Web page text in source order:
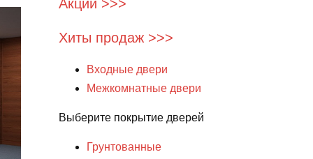
Акции >>>
Хиты продаж >>>
Входные двери
Межкомнатные двери
Выберите покрытие дверей
Грунтованные